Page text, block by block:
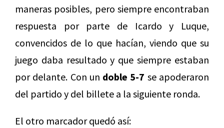
maneras posibles, pero siempre encontraban
respuesta por parte de Icardo y Luque,
convencidos de lo que hacían, viendo que su
juego daba resultado y que siempre estaban
por delante. Con un doble 5-7 se apoderaron
del partido y del billete a la siguiente ronda.
El otro marcador quedó así: